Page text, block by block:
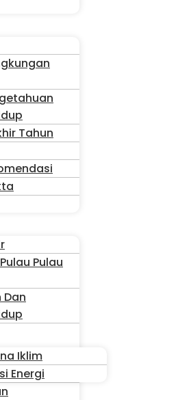
Tahun
Pulau
Dan
Iklim
Energi